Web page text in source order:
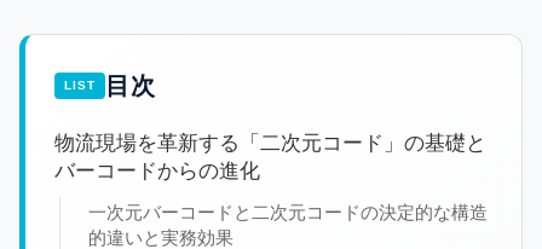
目次
物流現場を革新する「二次元コード」の基礎と
バーコードからの進化
一次元バーコードと二次元コードの決定的な構造
的違いと実務効果